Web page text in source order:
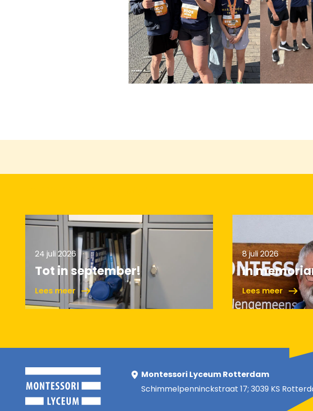
24 juli 2026
Tot in september!
Lees meer
8 juli 2026
In
Lees meer
Montessori Lyceum Rotterdam
Schimmelpenninckstraat 17; 3039 KS